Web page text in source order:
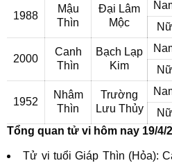
1988
Mậu
Thìn
Đại Lâm
Mộc
Nữ
2000
Canh
Thìn
Bạch Lạp
Kim
Nữ
1952
Nhâm
Thìn
Trường
Lưu Thủy
Nữ
Tổng quan tử vi hôm nay 19/4/
Tử vi tuổi Giáp Thìn (Hỏa):